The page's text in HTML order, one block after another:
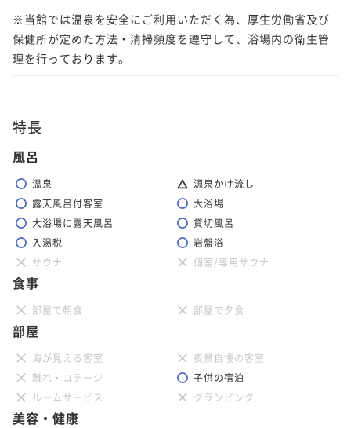
※当館では温泉を安全にご利用いただく為、厚生労働省及び
保健所が定めた方法・清掃頻度を遵守して、浴場内の衛生管
理を行っております。
特長
風呂
温泉
源泉かけ流し
露天風呂付客室
大浴場
大浴場に露天風呂
貸切風呂
入湯税
岩盤浴
サウナ
個室/専用サウナ
食事
部屋で朝食 部屋で夕食
部屋
海が見える客室
夜景自慢の客室
離れ・コテージ
子供の宿泊
ルームサービス
グランピング
美容・健康